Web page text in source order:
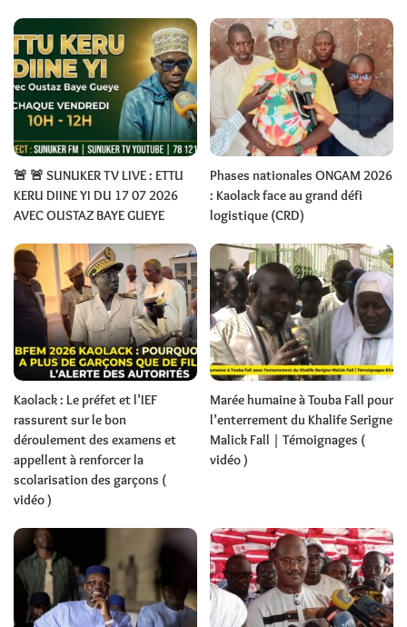
🚨 🚨 SUNUKER TV LIVE : ETTU
KERU DIINE YI DU 17 07 2026
AVEC OUSTAZ BAYE GUEYE
Phases nationales ONGAM 2026
: Kaolack face au grand défi
logistique (CRD)
Kaolack : Le préfet et l’IEF
rassurent sur le bon
déroulement des examens et
appellent à renforcer la
scolarisation des garçons (
vidéo )
Marée humaine à Touba Fall pour
l’enterrement du Khalife Serigne
Malick Fall | Témoignages (
vidéo )